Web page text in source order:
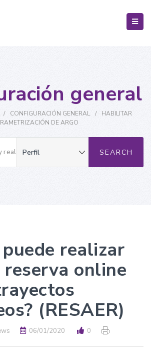
general
/ CONFIGURACIÓN GENERAL /
HABILITAR
DE ARGO
puede realizar
reserva online
(RESAER)
06/01/2020 0